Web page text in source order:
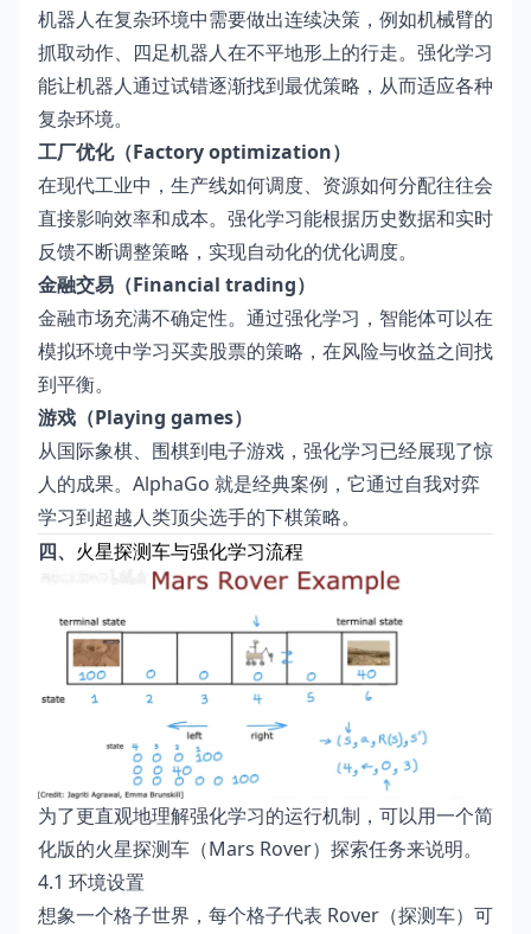
机器人在复杂环境中需要做出连续决策，例如机械臂的
抓取动作、四足机器人在不平地形上的行走。强化学习
能让机器人通过试错逐渐找到最优策略，从而适应各种
复杂环境。
工厂优化（Factory optimization）
在现代工业中，生产线如何调度、资源如何分配往往会
直接影响效率和成本。强化学习能根据历史数据和实时
反馈不断调整策略，实现自动化的优化调度。
金融交易（Financial trading）
金融市场充满不确定性。通过强化学习，智能体可以在
模拟环境中学习买卖股票的策略，在风险与收益之间找
到平衡。
游戏（Playing games）
从国际象棋、围棋到电子游戏，强化学习已经展现了惊
人的成果。AlphaGo 就是经典案例，它通过自我对弈
学习到超越人类顶尖选手的下棋策略。
四、 火星探测车与强化学习流程
为了更直观地理解强化学习的运行机制，可以用一个简
化版的火星探测车（Mars Rover）探索任务来说明。
4.1 环境设置
想象一个格子世界，每个格子代表 Rover（探测车）可